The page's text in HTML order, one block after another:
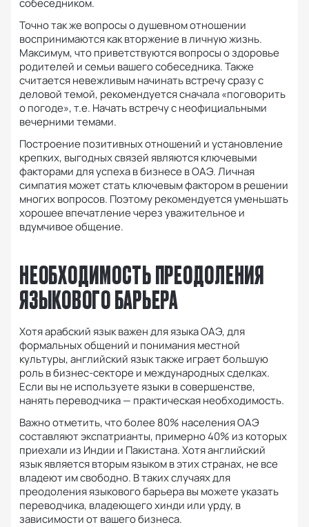
Точно так же вопросы о душевном отношении
воспринимаются как вторжение в личную жизнь.
Максимум, что приветствуются вопросы о здоровье
родителей и семьи вашего собеседника.Также
считается невежливым начинать встречу сразу с
деловой темой, рекомендуется сначала «поговорить
о погоде», т.е. Начать встречу с неофициальными
вечерними темами.
Построение позитивных отношений и установление
крепких, выгодных связей являются ключевыми
факторами для успеха в бизнесе в ОАЭ.Личная
симпатия может стать ключевым фактором в решении
многих вопросов. Поэтому рекомендуется уменьшать
хорошее впечатление через уважительное и
вдумчивое общение.
НЕОБХОДИМОСТЬ ПРЕОДОЛЕНИЯ
ЯЗЫКОВОГО БАРЬЕРА
Хотя арабский язык важен для языка ОАЭ, для
формальных общений и понимания местной
культуры, английский язык также играет большую
роль в бизнес-секторе и международных сделках.
Если вы не используете языки в совершенстве,
нанять переводчика — практическая необходимость.
Важно отметить, что более 80% населения ОАЭ
составляют экспатрианты, примерно 40% из которых
приехали из Индии и Пакистана.Хотя английский
язык является вторым языком в этих странах, не все
владеют им свободно. В таких случаях для
преодоления языкового барьера вы можете указать
переводчика, владеющего хинди или урду, в
зависимости от вашего бизнеса.